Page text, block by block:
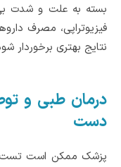
بسته به علت و شدت
فیزیوتراپی، مصرف
نتایج بهتری برخوردار
درمان طبی و
دست
پزشک ممکن است